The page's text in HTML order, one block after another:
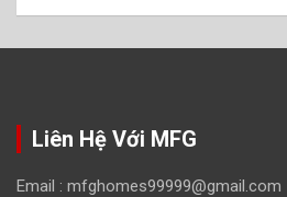
Liên Hệ Với MFG
Email : mfghomes99999@gmail.com